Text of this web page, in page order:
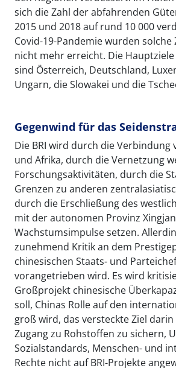
sich die Zahl der abfahrenden
2015 und 2018 auf rund 10 000
Covid-19-Pandemie wurden solche
nicht mehr erreicht. Die
sind Österreich, Deutschland,
Ungarn, die Slowakei und die
Gegenwind für das
Die BRI wird durch die Verbindung
und Afrika, durch die Vernetzung
Forschungsaktivitäten, durch die
Grenzen zu anderen
durch die Erschließung des
mit der autonomen Provinz
Wachstumsimpulse setzen.
zunehmend Kritik an dem
chinesischen Staats- und
vorangetrieben wird. Es wird
Großprojekt chinesische
soll, Chinas Rolle auf den
groß wird, das versteckte Ziel
Zugang zu Rohstoffen zu sichern,
Sozialstandards, Menschen- und
Rechte nicht auf BRI-Projekte